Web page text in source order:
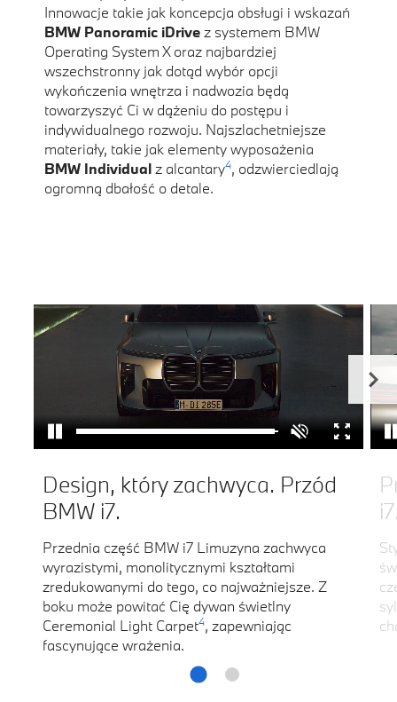
Innowacje takie jak koncepcja obsługi i wskazań
BMW Panoramic iDrivez systemem BMW
Operating System X oraz najbardziej
wszechstronny jak dotąd wybór opcji
wykończenia wnętrza i nadwozia będą
towarzyszyć Ci w dążeniu do postępu i
indywidualnego rozwoju. Najszlachetniejsze
materiały, takie jak elementy wyposażenia
BMW Individualz alcantary4, odzwierciedlają
ogromną dbałość o detale.
Design, który zachwyca. Przód
BMW i7.
Przednia część BMW i7 Limuzyna zachwyca
wyrazistymi, monolitycznymi kształtami
zredukowanymi do tego, co najważniejsze. Z
boku może powitać Cię dywan świetlny
Ceremonial Light Carpet4, zapewniając
fascynujące wrażenia.